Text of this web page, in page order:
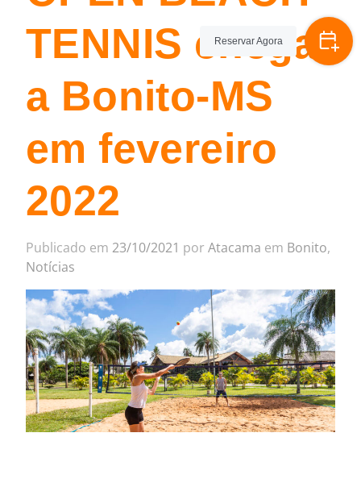
TENNIS chega
a Bonito-MS
em fevereiro
2022
Publicado em 23/10/2021 por Atacama em Bonito,
Notícias
Reservar Agora